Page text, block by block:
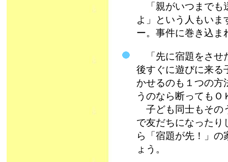
「親がいつまでも
よ」という人もいま
ー。事件に巻き込ま
「先に宿題をさせ
後すぐに遊びに来
かせるのも１つの方
うのなら断ってもＯ
子ども同士もその
で友だちになったり
ら「宿題が先！」
ょう。